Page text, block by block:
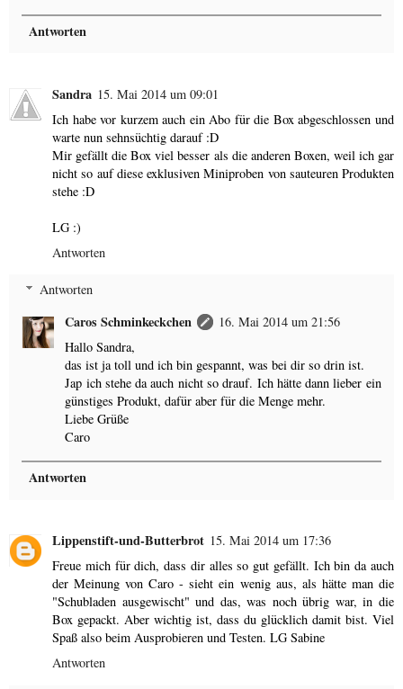
Antworten
Sandra 15. Mai 2014 um 09:01
Ich habe vor kurzem auch ein Abo für die Box abgeschlossen und
warte nun sehnsüchtig darauf :D
Mir gefällt die Box viel besser als die anderen Boxen, weil ich gar
nicht so auf diese exklusiven Miniproben von sauteuren Produkten
stehe :D
LG :)
Antworten
Antworten
Caros Schminkeckchen
16. Mai 2014 um 21:56
Hallo Sandra,
das ist ja toll und ich bin gespannt, was bei dir so drin ist.
Jap ich stehe da auch nicht so drauf. Ich hätte dann lieber ein
günstiges Produkt, dafür aber für die Menge mehr.
Liebe Grüße
Caro
Antworten
Lippenstift-und-Butterbrot 15. Mai 2014 um 17:36
Freue mich für dich, dass dir alles so gut gefällt. Ich bin da auch
der Meinung von Caro - sieht ein wenig aus, als hätte man die
"Schubladen ausgewischt" und das, was noch übrig war, in die
Box gepackt. Aber wichtig ist, dass du glücklich damit bist. Viel
Spaß also beim Ausprobieren und Testen. LG Sabine
Antworten